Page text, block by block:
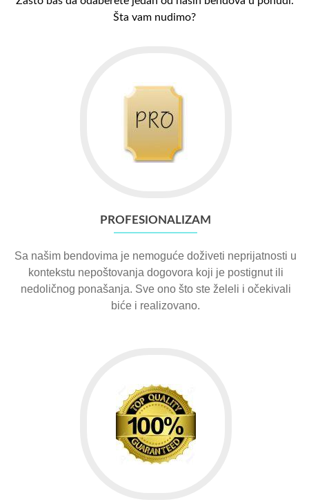
Šta vam nudimo?
PROFESIONALIZAM
Sa našim bendovima je nemoguće doživeti neprijatnosti u
kontekstu nepoštovanja dogovora koji je postignut ili
nedoličnog ponašanja. Sve ono što ste želeli i očekivali
biće i realizovano.